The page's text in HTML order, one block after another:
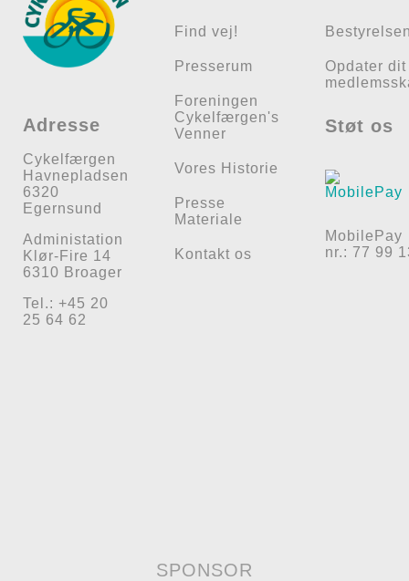
Adresse
Cykelfærgen
Havnepladsen
6320
Egernsund
Administation
Klør-Fire 14
6310 Broager
Tel.: +45 20
25 64 62
Find vej!
Presserum
Foreningen
Cykelfærgen's
Venner
Vores Historie
Presse
Materiale
Kontakt os
Opdater dit
Støt os
MobilePay
nr.: 77 99
SPONSOR